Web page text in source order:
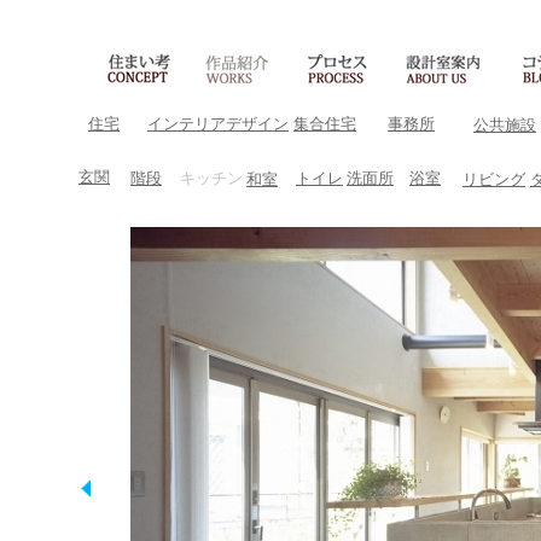
公共施設
インテリアデザイン
住宅 集合住宅 事務所
リビング
浴室
トイレ 洗面所
和室
キッチン
玄関 階段